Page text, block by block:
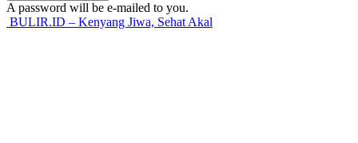
A password will be e-mailed to you.
BULIR.ID – Kenyang Jiwa, Sehat Akal